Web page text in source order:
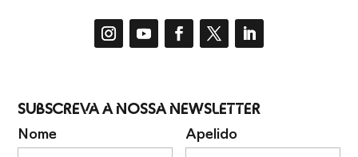
Subscreva a Nossa Newsletter
Nome Apelido